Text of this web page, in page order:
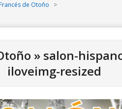
de Otoño
>
» salon-
iloveimg-resized